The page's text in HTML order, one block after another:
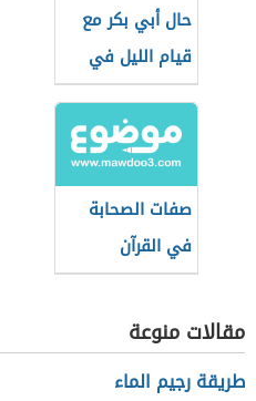
حال أبي بكر مع
قيام الليل في
رمضان
صفات الصحابة
في القرآن
مقالات منوعة
طريقة رجيم الماء